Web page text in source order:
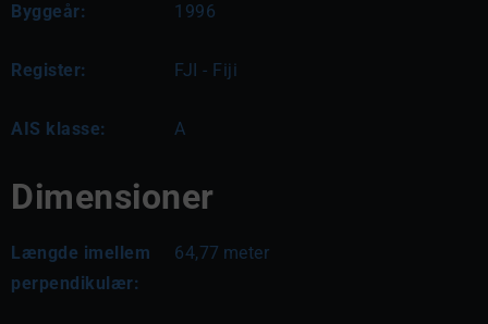
Byggeår: 1996
Register: FJI - Fiji
AIS klasse: A
Dimensioner
Længde imellem
perpendikulær:
64,77 meter